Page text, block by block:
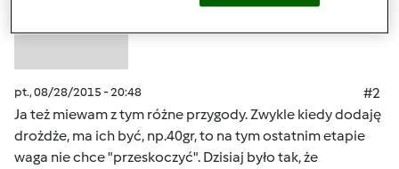
pt., 08/28/2015 - 20:48
#2
Ja też miewam z tym różne przygody. Zwykle kiedy dodaję
drożdże, ma ich być, np.40gr, to na tym ostatnim etapie
waga nie chce "przeskoczyć". Dzisiaj było tak, że